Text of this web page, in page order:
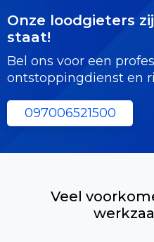
Onze loodgieters
staat!
Bel ons voor een
ontstoppingdienst en
097006521500
Veel